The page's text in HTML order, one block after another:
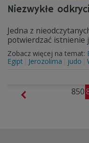
Niezwykłe
Jedna z
potwierdzać istnienie
Zobacz więcej na temat:
Egipt
Jerozolima judo
850